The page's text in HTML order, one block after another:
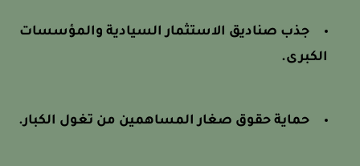
جذب صناديق الاستثمار السيادية والمؤسسات
الكبرى.
حماية حقوق صغار المساهمين من تغول الكبار.